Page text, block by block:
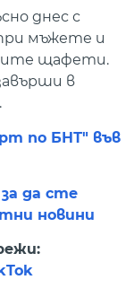
днес с
мъжете и
щафети.
в
по БНТ" във
да сте
новини